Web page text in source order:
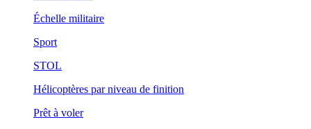
Échelle militaire
Sport
STOL
Hélicoptères par niveau de finition
Prêt à voler